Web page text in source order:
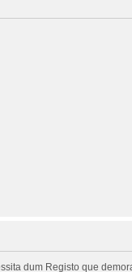
dum Registo que